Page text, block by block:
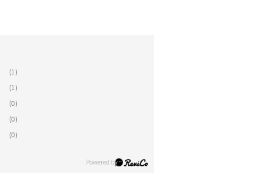
(1)
(1)
(0)
(0)
(0)